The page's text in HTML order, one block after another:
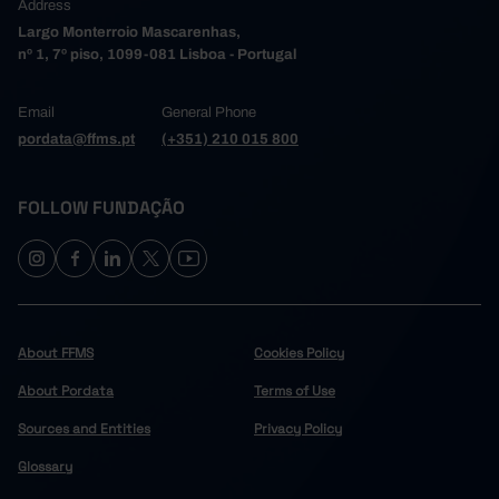
Address
Largo Monterroio Mascarenhas,
nº 1, 7º piso, 1099-081 Lisboa - Portugal
Email
pordata@ffms.pt
General Phone
(+351) 210 015 800
FOLLOW FUNDAÇÃO
About FFMS
About Pordata
Sources and Entities
Glossary
Cookies Policy
Terms of Use
Privacy Policy